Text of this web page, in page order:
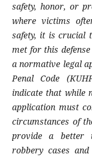
safety, honor, or
where victims
safety, it is crucial
met for this
a normative legal
Penal Code
indicate that while
application must
circumstances of
provide a better
robbery cases